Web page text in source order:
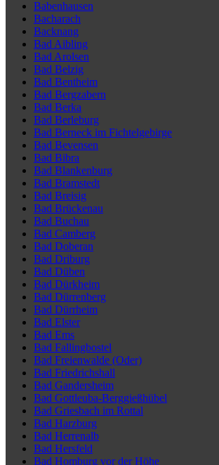
Babenhausen
Bacharach
Backnang
Bad Aibling
Bad Arolsen
Bad Belzig
Bad Bentheim
Bad Bergzabern
Bad Berka
Bad Berleburg
Bad Berneck im Fichtelgebirge
Bad Bevensen
Bad Bibra
Bad Blankenburg
Bad Bramstedt
Bad Breisig
Bad Brückenau
Bad Buchau
Bad Camberg
Bad Doberan
Bad Driburg
Bad Düben
Bad Dürkheim
Bad Dürrenberg
Bad Dürrheim
Bad Elster
Bad Ems
Bad Fallingbostel
Bad Freienwalde (Oder)
Bad Friedrichshall
Bad Gandersheim
Bad Gottleuba-Berggießhübel
Bad Griesbach im Rottal
Bad Harzburg
Bad Herrenalb
Bad Hersfeld
Bad Homburg vor der Höhe